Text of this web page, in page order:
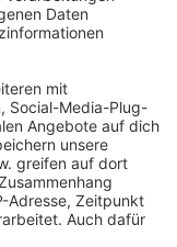
deiner
Stadt will
dagegen. Dann